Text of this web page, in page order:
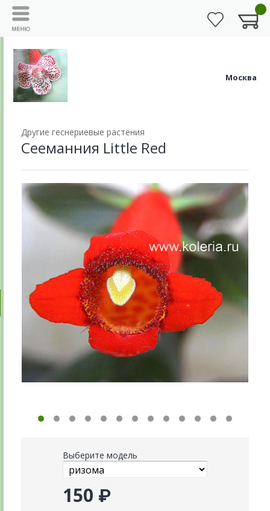
Москва
Другие геснериевые растения
Сееманния Little Red
Выберите модель
150 ₽